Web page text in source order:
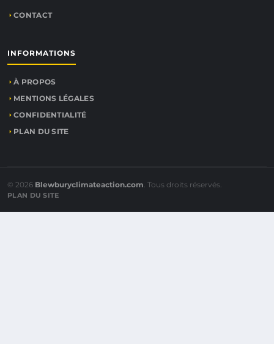
CONTACT
INFORMATIONS
À PROPOS
MENTIONS LÉGALES
CONFIDENTIALITÉ
PLAN DU SITE
© 2026 Blewburyclimateaction.com. Tous droits réservés.
PLAN DU SITE